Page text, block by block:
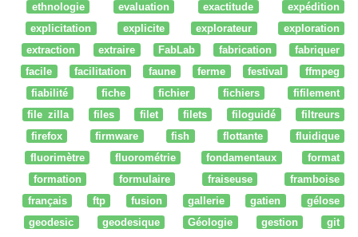
ethnologie
evaluation exactitude
expédition
explicitation
explicite explorateur
exploration
extraction
extraire FabLab fabrication
fabriquer
facile
facilitation faune ferme festival
ffmpeg
fiabilité
fiche fichier fichiers
fifilement
file zilla
files filet filets filoguidé
filtreurs
firefox
firmware fish flottante
fluidique
fluorimètre
fluorométrie fondamentaux
format
formation
formulaire fraiseuse
framboise
français
ftp fusion gallerie gatien
gélose
geodesic
geodesique Géologie gestion git